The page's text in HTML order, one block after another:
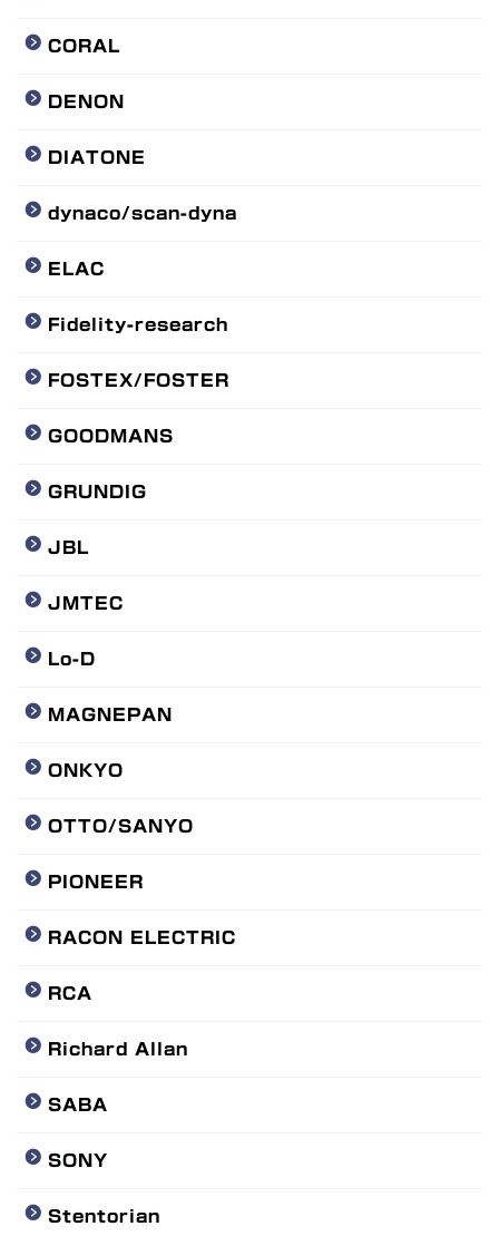
CORAL
DENON
DIATONE
dynaco/scan-dyna
ELAC
Fidelity-research
FOSTEX/FOSTER
GOODMANS
GRUNDIG
JBL
JMTEC
Lo-D
MAGNEPAN
ONKYO
OTTO/SANYO
PIONEER
RACON ELECTRIC
RCA
Richard Allan
SABA
SONY
Stentorian